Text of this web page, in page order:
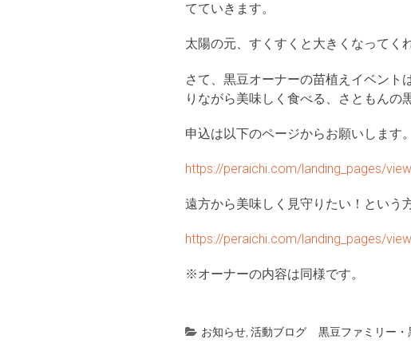
てていきます。
太陽の元、すくすくと大きくなってく
さて、黒豆オーナーの苗植えイベント
りながら美味しく食べる、さともんの
申込は以下のページからお願いします
https://peraichi.com/landing_pages/
遠方から美味しく見守りたい！という
https://peraichi.com/landing_pages/
※オーナーの内容は同様です。
お知らせ 活動ブログ 黒豆ファミリー・